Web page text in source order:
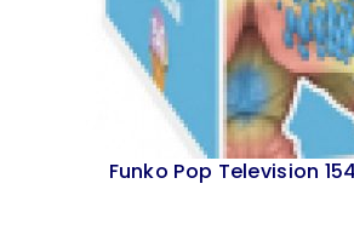
Funko Pop Television